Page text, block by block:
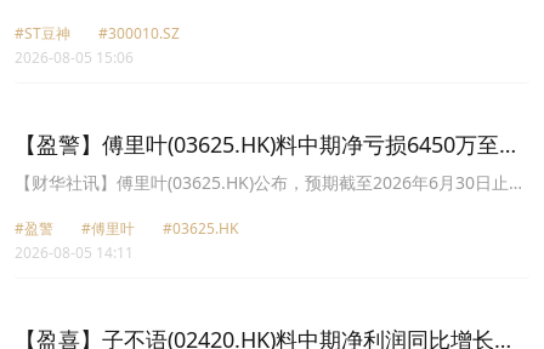
关业务。公司AI算力中心等新型业务仍处于筹备阶段，如有重大合同
签署将按规定及时履行信息披露义务，敬请投资者注意投资风险。
#ST豆神
#300010.SZ
2026-08-05 15:06
【盈警】傅里叶(03625.HK)料中期净亏损6450万至
6950万元
【财华社讯】傅里叶(03625.HK)公布，预期截至2026年6月30日止六
相比上年同期净亏损约3090万元。亏损扩大主要由于公司于报告期间
上市费用；因汇率波动发生汇兑损失；公司因业务发展需要新招募研
30,000%，拓展多家业内领先新能源汽车厂商；触觉反馈芯片产品收
#盈警 #傅里叶
#03625.HK
2026-08-05 14:11
【盈喜】子不语(02420.HK)料中期净利润同比增长